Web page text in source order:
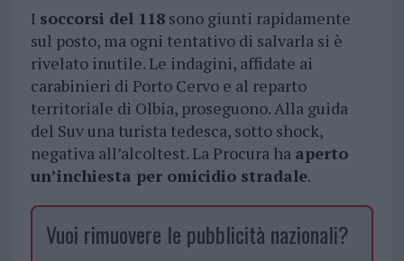
I soccorsi del 118sono giunti rapidamente
sul posto, ma ogni tentativo di salvarla si è
rivelato inutile. Le indagini, affidate ai
carabinieri di Porto Cervo e al reparto
territoriale di Olbia, proseguono. Alla guida
del Suv una turista tedesca, sotto shock,
negativa all’alcoltest. La Procura ha aperto
un’inchiesta per omicidio stradale.
Vuoi rimuovere le pubblicità nazionali?